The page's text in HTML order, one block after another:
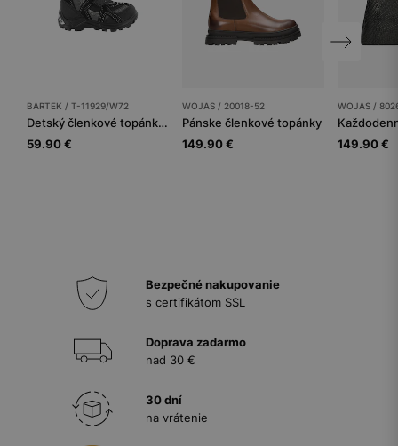
BARTEK / T-11929/W72
Detský členkové topánky BARTEK
59.90 €
WOJAS / 20018-52
Pánske členkové topánky
149.90 €
WOJAS /
149.90 €
Bezpečné nakupovanie
s certifikátom SSL
Doprava zadarmo
nad 30 €
30 dní
na vrátenie